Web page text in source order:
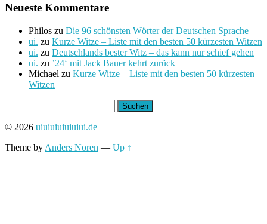
Neueste Kommentare
Philos zu Die 96 schönsten Wörter der Deutschen Sprache
ui. zu Kurze Witze – Liste mit den besten 50 kürzesten Witzen
ui. zu Deutschlands bester Witz – das kann nur schief gehen
ui. zu ’24‘ mit Jack Bauer kehrt zurück
Michael zu Kurze Witze – Liste mit den besten 50 kürzesten
Witzen
nach:
© 2026 uiuiuiuiuiuiui.de
Theme by Anders Noren — Up ↑